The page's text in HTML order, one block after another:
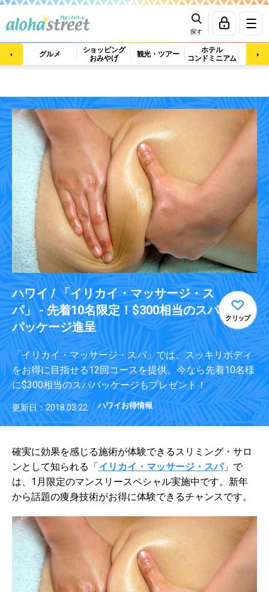
探す
グルメ
ショッピング
おみやげ
観光・ツアー
ホテル
コンドミニアム
マッ
ハワイ / 「イリカイ・マッサージ・ス
パ」 - 先着10名限定！$300相当のスパ
パッケージ進呈
クリップ
「イリカイ・マッサージ・スパ」では、スッキリボディ
をお得に目指せる12回コースを提供。今なら先着10名様
に$300相当のスパパッケージもプレゼント！
更新日：2018.03.22 ハワイお得情報
確実に効果を感じる施術が体験できるスリミング・サロ
ンとして知られる「イリカイ・マッサージ・スパ」で
は、1月限定のマンスリースペシャル実施中です。新年
から話題の痩身技術がお得に体験できるチャンスです。